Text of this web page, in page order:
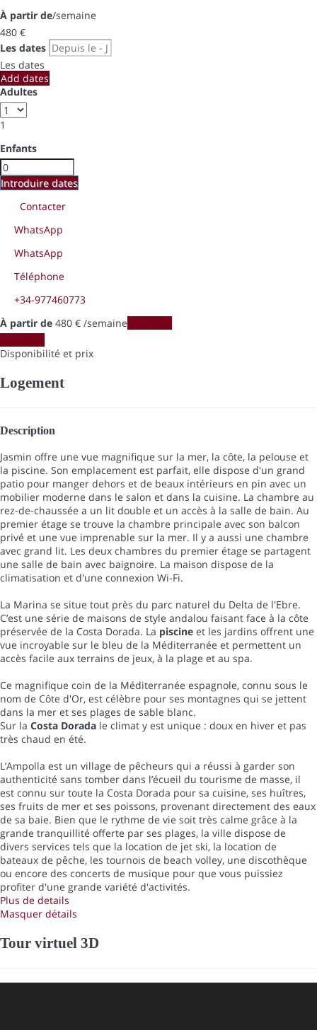
À partir de/semaine
480 €
Les dates
Les dates
Add dates
Adultes
1
Enfants
Introduire dates
Contacter
WhatsApp
WhatsApp
Téléphone
+34-977460773
À partir de 480 € /semaine
Disponibilité et prix
Logement
Description
Jasmin offre une vue magnifique sur la mer, la côte, la pelouse et
la piscine. Son emplacement est parfait, elle dispose d'un grand
patio pour manger dehors et de beaux intérieurs en pin avec un
mobilier moderne dans le salon et dans la cuisine. La chambre au
rez-de-chaussée a un lit double et un accès à la salle de bain. Au
premier étage se trouve la chambre principale avec son balcon
privé et une vue imprenable sur la mer. Il y a aussi une chambre
avec grand lit. Les deux chambres du premier étage se partagent
une salle de bain avec baignoire. La maison dispose de la
climatisation et d'une connexion Wi-Fi.
La Marina se situe tout près du parc naturel du Delta de l'Ebre.
C’est une série de maisons de style andalou faisant face à la côte
préservée de la Costa Dorada. La piscine et les jardins offrent une
vue incroyable sur le bleu de la Méditerranée et permettent un
accès facile aux terrains de jeux, à la plage et au spa.
Ce magnifique coin de la Méditerranée espagnole, connu sous le
nom de Côte d'Or, est célèbre pour ses montagnes qui se jettent
dans la mer et ses plages de sable blanc.
Sur la Costa Dorada le climat y est unique : doux en hiver et pas
très chaud en été.
L’Ampolla est un village de pêcheurs qui a réussi à garder son
authenticité sans tomber dans l’écueil du tourisme de masse, il
est connu sur toute la Costa Dorada pour sa cuisine, ses huîtres,
ses fruits de mer et ses poissons, provenant directement des eaux
de sa baie. Bien que le rythme de vie soit très calme grâce à la
grande tranquillité offerte par ses plages, la ville dispose de
divers services tels que la location de jet ski, la location de
bateaux de pêche, les tournois de beach volley, une discothèque
ou encore des concerts de musique pour que vous puissiez
profiter d'une grande variété d'activités.
Plus de details
Masquer détails
Tour virtuel 3D